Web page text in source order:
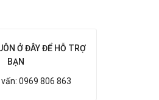
Ở ĐÂY ĐỂ HỖ TRỢ
BẠN
0969 806 863